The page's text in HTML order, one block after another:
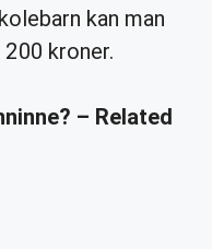
kan man
kroner.
– Related